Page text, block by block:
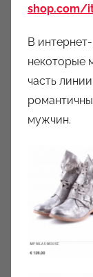
shop.com/
В
некоторые
часть
мужчин.